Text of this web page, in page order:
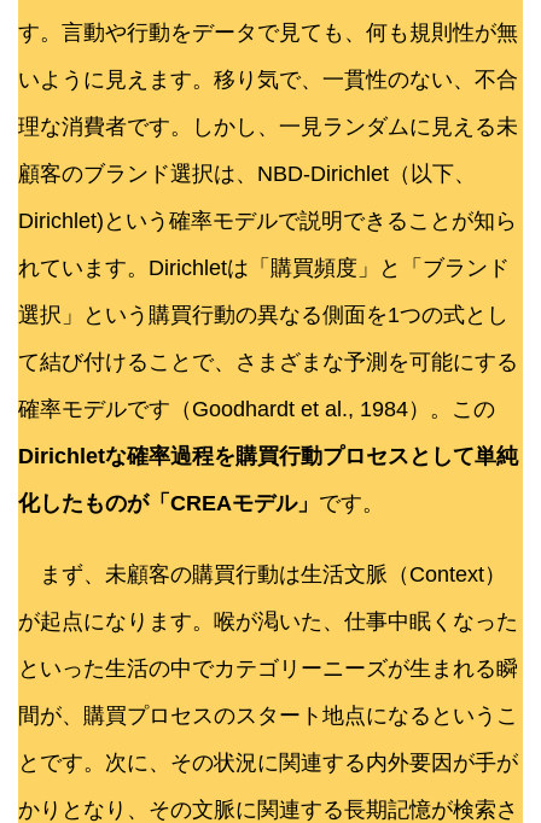
す。言動や行動をデータで見ても、何も規則性が無
いように見えます。移り気で、一貫性のない、不合
理な消費者です。しかし、一見ランダムに見える未
顧客のブランド選択は、NBD-Dirichlet（以下、
Dirichlet)という確率モデルで説明できることが知ら
れています。Dirichletは「購買頻度」と「ブランド
選択」という購買行動の異なる側面を1つの式とし
て結び付けることで、さまざまな予測を可能にする
確率モデルです（Goodhardt et al., 1984）。この
Dirichletな確率過程を購買行動プロセスとして単純
化したものが「CREAモデル」 です。
まず、未顧客の購買行動は生活文脈（Context）
が起点になります。喉が渇いた、仕事中眠くなった
といった生活の中でカテゴリーニーズが生まれる瞬
間が、購買プロセスのスタート地点になるというこ
とです。次に、その状況に関連する内外要因が手が
かりとなり、その文脈に関連する長期記憶が検索さ